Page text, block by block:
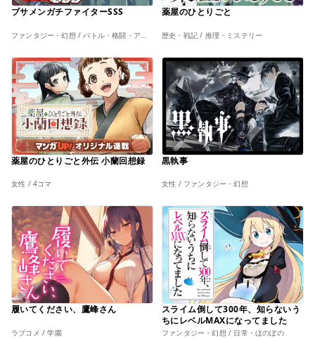
ブサメンガチファイターSSS 薬屋のひとりごと
歴史・戦記 / 推理・ミステリー
薬屋のひとりごと外伝 小蘭回想録
女性 / 4コマ
黒執事
女性 / ファンタジー・幻想
履いてください、鷹峰さん
ラブコメ / 学園
スライム倒して300年、知らないう
ちにレベルMAXになってました
ファンタジー・幻想 / 日常・ほのぼの